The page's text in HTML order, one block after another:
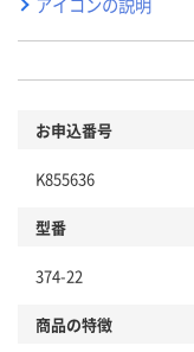
お申込番号
K855636
型番
374-22
商品の特徴